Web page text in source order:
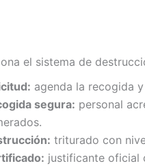
el sistema de
agenda la recogida
segura: personal
triturado con
justificante oficial